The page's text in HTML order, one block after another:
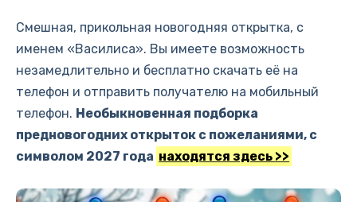
Смешная, прикольная новогодняя открытка, с
именем «Василиса». Вы имеете возможность
незамедлительно и бесплатно скачать её на
телефон и отправить получателю на мобильный
телефон. Необыкновенная подборка
предновогодних открыток с пожеланиями, с
символом 2027 года находятся здесь >>